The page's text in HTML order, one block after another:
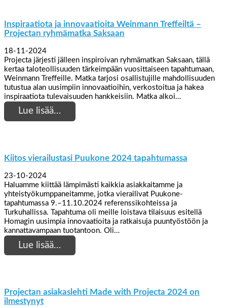
Inspiraatiota ja innovaatioita Weinmann Treffeiltä –
Projectan ryhmämatka Saksaan
18-11-2024
Projecta järjesti jälleen inspiroivan ryhmämatkan Saksaan, tällä
kertaa taloteollisuuden tärkeimpään vuosittaiseen tapahtumaan,
Weinmann Treffeille. Matka tarjosi osallistujille mahdollisuuden
tutustua alan uusimpiin innovaatioihin, verkostoitua ja hakea
inspiraatiota tulevaisuuden hankkeisiin. Matka alkoi…
Lue lisää…
Kiitos vierailustasi Puukone 2024 tapahtumassa
23-10-2024
Haluamme kiittää lämpimästi kaikkia asiakkaitamme ja
yhteistyökumppaneitamme, jotka vierailivat Puukone-
tapahtumassa 9.–11.10.2024 referenssikohteissa ja
Turkuhallissa. Tapahtuma oli meille loistava tilaisuus esitellä
Homagin uusimpia innovaatioita ja ratkaisuja puuntyöstöön ja
kannattavampaan tuotantoon. Oli…
Lue lisää…
Projectan asiakaslehti Made with Projecta 2024 on
ilmestynyt